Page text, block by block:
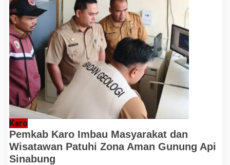
Karo
Pemkab Karo Imbau Masyarakat dan
Wisatawan Patuhi Zona Aman Gunung Api
Sinabung